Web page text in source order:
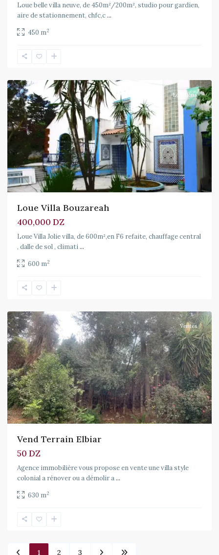
Loue belle villa neuve, de 450m²/200m², studio pour gardien,
aire de stationnement, chfc,c...
450 m2
Locations
Loue Villa Bouzareah
400,000 DZ
Loue Villa Jolie villa, de 600m²,en F6 refaite, chauffage central
, dalle de sol , climati...
600 m2
El
Ventes
Vend Terrain Elbiar
50 DZ
Agence immobilière vous propose en vente une villa style
colonial a rénover ou a démolir a...
630 m2
1 2 3